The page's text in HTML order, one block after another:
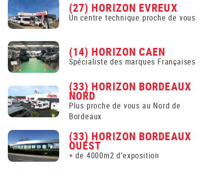
(27) HORIZON EVREUX
Un centre technique proche de vous
(14) HORIZON CAEN
Spécialiste des marques Françaises
(33) HORIZON BORDEAUX
NORD
Plus proche de vous au Nord de
Bordeaux
(33) HORIZON BORDEAUX
OUEST
+ de 4000m2 d’exposition